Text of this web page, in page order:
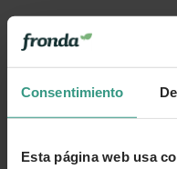
Consentimiento
Esta página web usa